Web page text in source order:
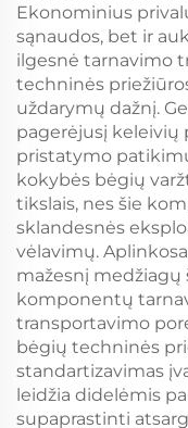
Ekonominius
sąnaudos, bet ir
ilgesnė tarnavimo
techninės
uždarymų dažnį.
pagerėjusį keleivių
pristatymo
kokybės bėgių
tikslais, nes šie
sklandesnės
vėlavimų.
mažesnį medžiagų
komponentų
transportavimo
bėgių techninės
standartizavimas
leidžia didelėmis
supaprastinti